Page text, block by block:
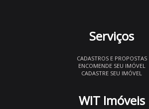
Serviços
CADASTROS E PROPOSTAS
ENCOMENDE SEU IMÓVEL
CADASTRE SEU IMÓVEL
WIT Imóveis